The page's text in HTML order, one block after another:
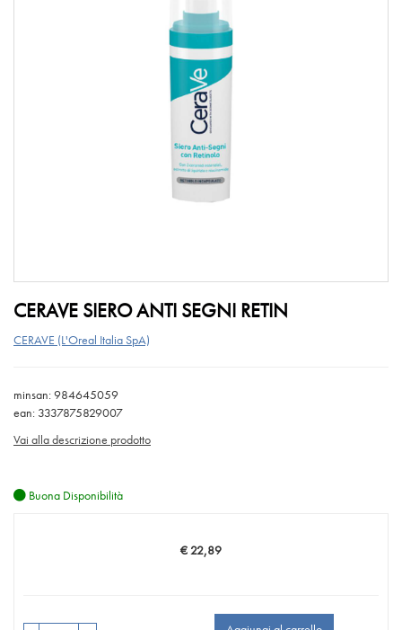
CERAVE SIERO ANTI SEGNI RETIN
CERAVE (L'Oreal Italia SpA)
minsan: 984645059
ean: 3337875829007
Vai alla descrizione prodotto
Buona Disponibilità
Prezzo
€ 22,89